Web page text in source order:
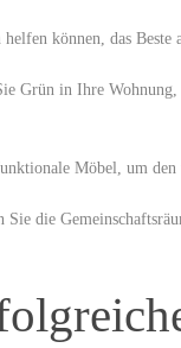
können, das Beste
Grün in Ihre Wohnung,
Möbel, um den
Sie die